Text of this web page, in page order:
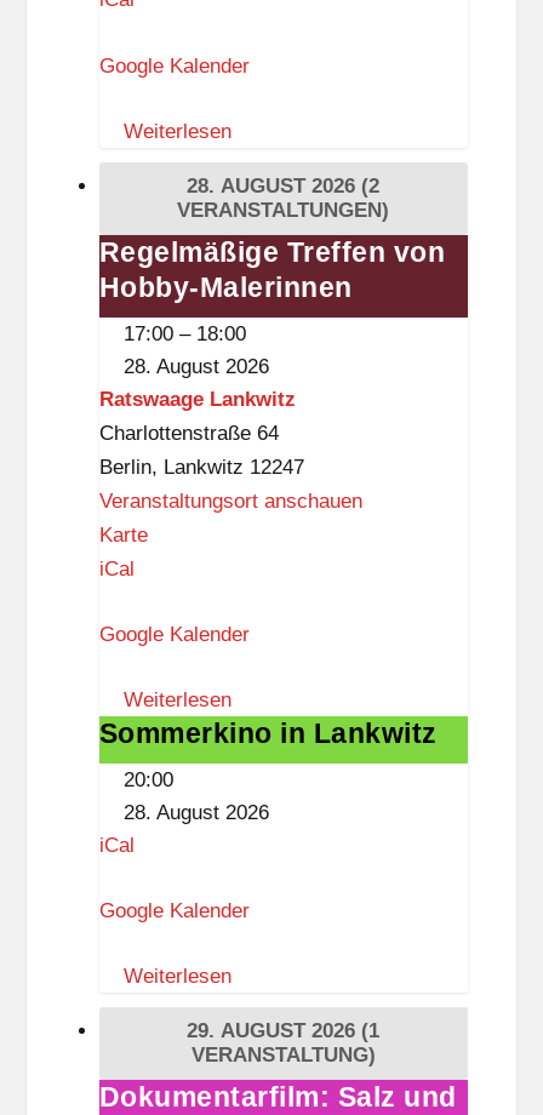
s
a
a
e
L
a
n
k
w
i
t
z
Google Kalender
Weiterlesen
28. AUGUST 2026 (2
VERANSTALTUNGEN)
Regelmäßige
Treffen
von
Malerinnen
Regelmäßige Treffen von
Hobby-Malerinnen
17:00 – 18:00
28. August 2026
Ratswaage Lankwitz
Charlottenstraße 64
Berlin, Lankwitz 12247
Veranstaltungsort anschauen
KarteR
s
a
a
g
n
w
i
z
iCal
Google Kalender
Weiterlesen
Sommerkino
in
Lankwitz
Sommerkino in Lankwitz
20:00
28. August 2026
iCal
Google Kalender
Weiterlesen
29. AUGUST 2026 (1
VERANSTALTUNG)
Dokumentarfilm:
Dokumentarfilm: Salz und